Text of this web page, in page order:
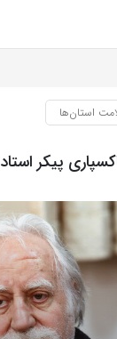
استان‌ها
پیکر